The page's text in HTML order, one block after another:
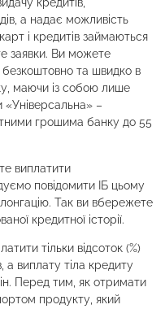
кредитів,
а надає можливість
і кредитів займаються
заявки. Ви можете
та швидко в
маючи із собою лише
«Універсальна» –
грошима банку до 55
виплатити
повідомити ІБ цьому
Так ви вбережете
кредитної історії.
тільки відсоток (%)
а виплату тіла кредиту
Перед тим, як отримати
продукту, який